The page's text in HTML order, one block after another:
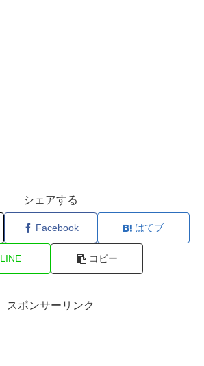
シェアする
Facebook はてブ
LINE コピー
スポンサーリンク